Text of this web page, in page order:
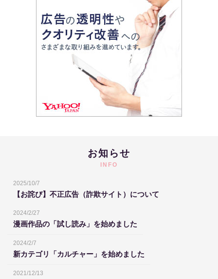
お知らせ
INFO
2025/10/7
【お詫び】不正広告（詐欺サイト）について
2024/2/27
漫画作品の「試し読み」を始めました
2024/2/7
新カテゴリ「カルチャー」を始めました
2021/12/13